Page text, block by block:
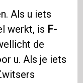
Als u iets
werkt, is F-
de
u. Als je iets